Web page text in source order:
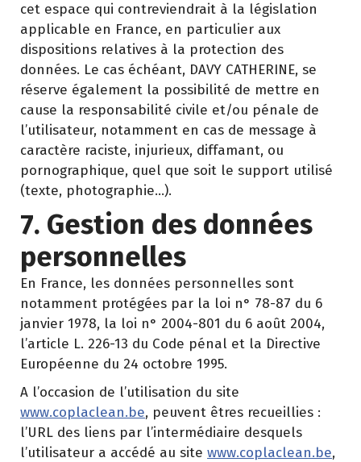
cet espace qui contreviendrait à la législation
applicable en France, en particulier aux
dispositions relatives à la protection des
données. Le cas échéant, DAVY CATHERINE, se
réserve également la possibilité de mettre en
cause la responsabilité civile et/ou pénale de
l’utilisateur, notamment en cas de message à
caractère raciste, injurieux, diffamant, ou
pornographique, quel que soit le support utilisé
(texte, photographie…).
7. Gestion des données
personnelles
En France, les données personnelles sont
notamment protégées par la loi n° 78-87 du 6
janvier 1978, la loi n° 2004-801 du 6 août 2004,
l’article L. 226-13 du Code pénal et la Directive
Européenne du 24 octobre 1995.
A l’occasion de l’utilisation du site
www.coplaclean.be, peuvent êtres recueillies :
l’URL des liens par l’intermédiaire desquels
l’utilisateur a accédé au site www.coplaclean.be,